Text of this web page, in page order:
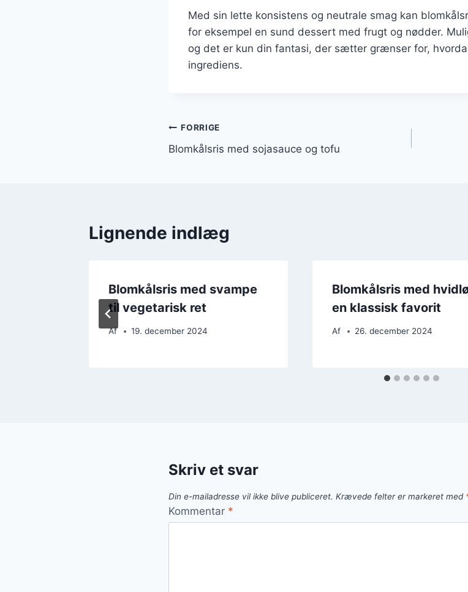
Med sin lette konsistens og neutrale smag kan
for eksempel en sund dessert med frugt og nødder.
og det er kun din fantasi, der sætter grænser for,
ingrediens.
Indlægsnavigation
FORRIGE
Blomkålsris med sojasauce og tofu
Lignende indlæg
Blomkålsris med svampe
til vegetarisk ret
Af 19. december 2024
Blomkålsris med
en klassisk favorit
Af 26. december 2024
Skriv et svar
Din e-mailadresse vil ikke blive publiceret. Krævede felter er markeret med
Kommentar *